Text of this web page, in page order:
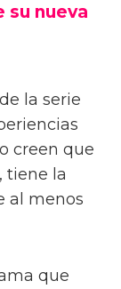
su nueva
la serie
creen que
tiene la
al menos
que